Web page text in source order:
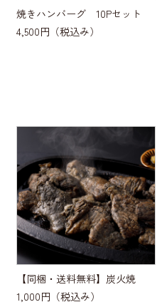
焼きハンバーグ 10Pセット
4,500円 （税込み）
【同梱・送料無料】炭火焼
1,000円 （税込み）